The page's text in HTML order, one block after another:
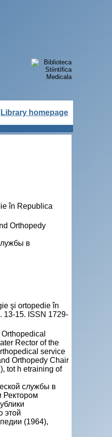
Library homepage
în Republica
Orthopedy
в
şi ortopedie în
13-15. ISSN 1729-
Rector of the
service
Orthopedy Chair
tot h etraining of
службы в
Ректором
этой
(1964),